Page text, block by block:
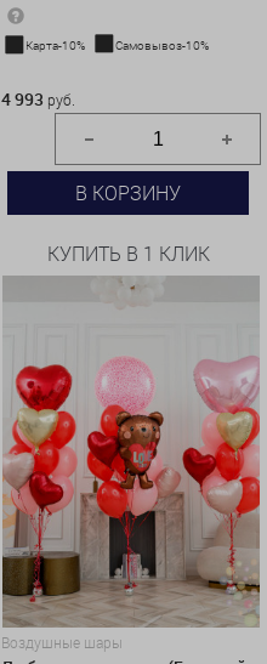
Карта-10% Самовывоз-10%
4 993 руб.
В КОРЗИНУ
КУПИТЬ В 1 КЛИК
Воздушные шары